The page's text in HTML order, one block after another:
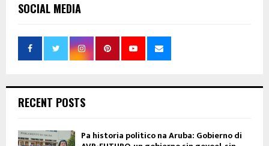
SOCIAL MEDIA
RECENT POSTS
Pa historia politico na Aruba: Gobierno di